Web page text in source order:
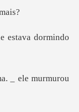
estava
_ ele m